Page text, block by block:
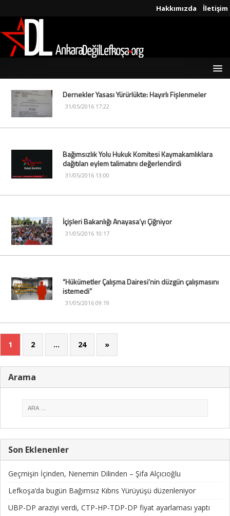
Hakkımızda İletişim
Dernekler Yasası Yürürlükte: Hayırlı Fişlenmeler
31/05/2016 17:22
Bağımsızlık Yolu Hukuk Komitesi Kaymakamlıklara
dağıtılan eylem talimatını değerlendirdi
31/05/2016 13:00
İçişleri Bakanlığı Anayasa’yı Çiğniyor
31/05/2016 10:17
“Hükümetler Çalışma Dairesi’nin düzgün çalışmasını
istemedi”
31/05/2016 09:19
1 2 … 24 »
Arama
Son Eklenenler
Geçmişin İçinden, Nenemin Dilinden – Şifa Alçıcıoğlu
Lefkoşa’da bugün Bağımsız Kıbrıs Yürüyüşü düzenleniyor
UBP-DP araziyi verdi, CTP-HP-TDP-DP fiyat ayarlaması yaptı